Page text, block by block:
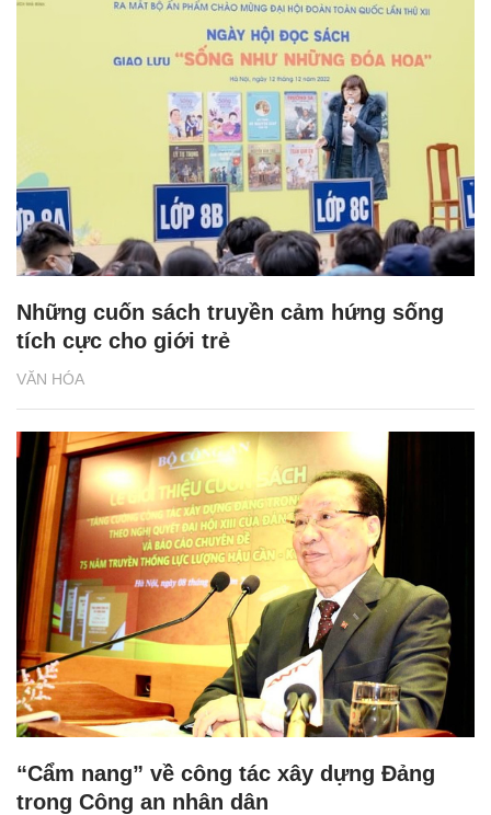
VĂN HÓA
Những cuốn sách truyền cảm hứng sống
tích cực cho giới trẻ
“Cẩm nang” về công tác xây dựng Đảng
trong Công an nhân dân